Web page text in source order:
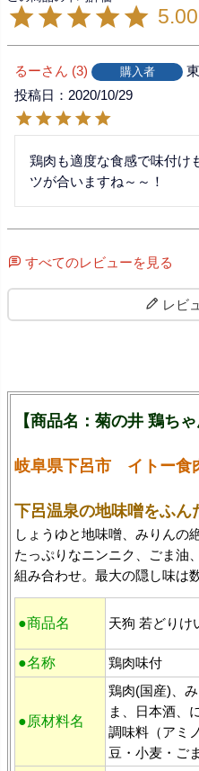
5.00
るー 3 購入者
投稿日
2020/10/29
鶏肉も適度な食感で味付け
ツが合いますね～～！
すべてのレビューを見る
レビ
【商品名：菊の井 鶏ちゃ
岐阜県下呂市 イトー食
下呂温泉の地味噌をふん
しょうゆと地味噌、みりんの
たっぷりなニンニク、ごま油
組み合わせ。最大の隠し味は
●商品名 天狗 若どりけ
●名称 鶏肉味付
●原材料名
鶏肉(国産)、
ま、日本酒、
調味料（アミ
豆・小麦・ご